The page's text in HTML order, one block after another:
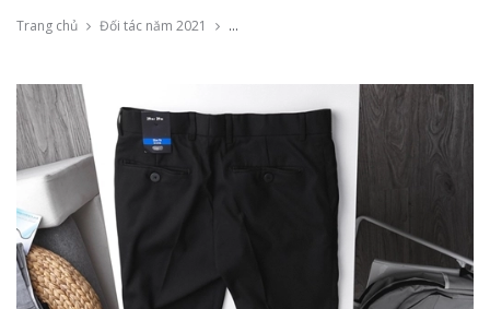
Trang chủ Đối tác năm 2021 Thu âm quảng cáo quần âu thông minh